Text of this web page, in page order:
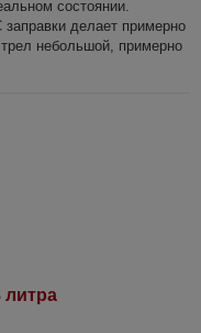
состоянии.
делает примерно
небольшой, примерно
литра